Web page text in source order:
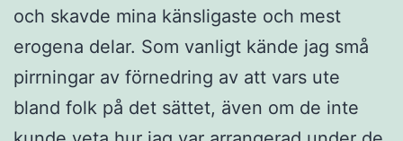
och skavde mina känsligaste och mest
erogena delar. Som vanligt kände jag små
pirrningar av förnedring av att vars ute
bland folk på det sättet, även om de inte